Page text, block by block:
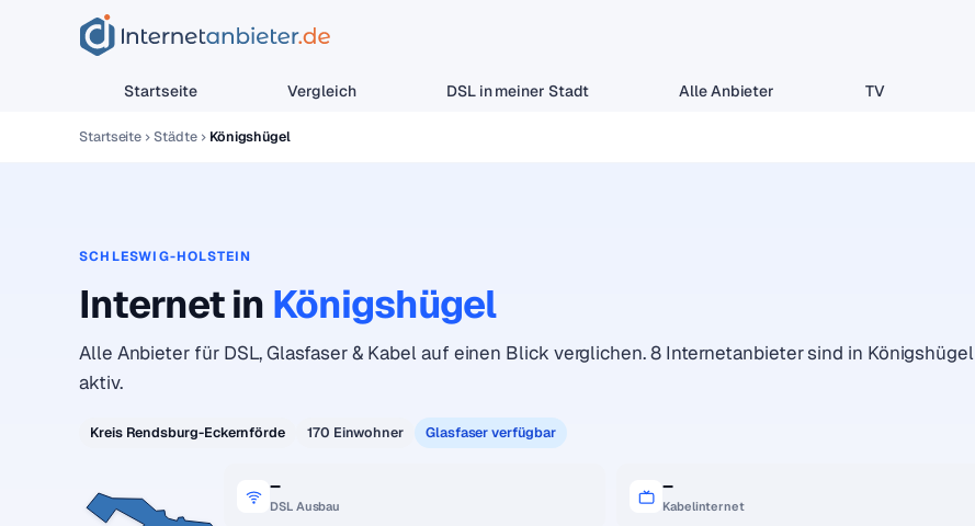
Startseite Vergleich DSL in meiner Stadt Alle Anbieter TV
Startseite Städte Königshügel
SCHLESWIG-HOLSTEIN
Internet in Königshügel
Alle Anbieter für DSL, Glasfaser & Kabel auf einen Blick verglichen. 8 Internetanbieter sind in Königshügel
aktiv.
Kreis Rendsburg-Eckernförde 170 Einwohner Glasfaser verfügbar
–
DSL Ausbau
–
Kabelinternet